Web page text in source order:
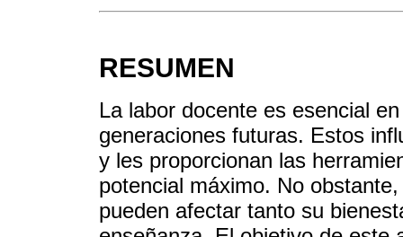
RESUMEN
La labor docente es esencial
generaciones futuras. Estos
y les proporcionan las
potencial máximo. No
pueden afectar tanto su